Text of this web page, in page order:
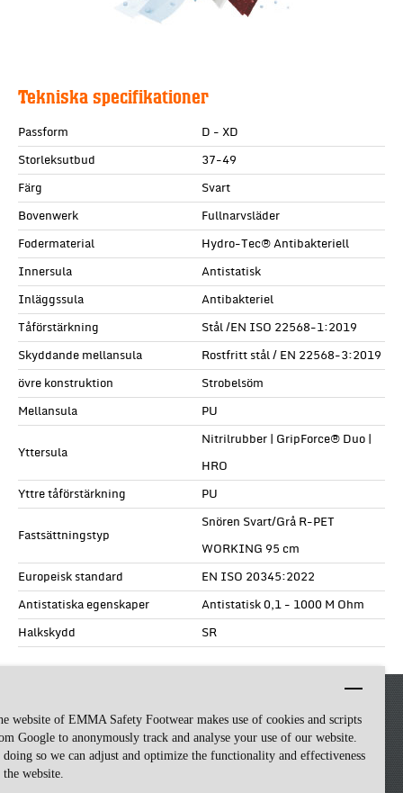
website of EMMA Safety Footwear makes use of cookies and scripts
Google to anonymously track and analyse your use of our website.
so we can adjust and optimize the functionality and effectiveness
website.
Tekniska specifikationer
Passform
D - XD
Storleksutbud
37-49
Färg
Svart
Bovenwerk
Fullnarvsläder
Fodermaterial
Hydro-Tec® Antibakteriell
Innersula
Antistatisk
Inläggssula
Antibakteriel
Tåförstärkning
Stål /EN ISO 22568-1:2019
Skyddande mellansula
Rostfritt stål / EN 22568-3:2019
övre konstruktion
Strobelsöm
Mellansula
PU
Yttersula
Nitrilrubber | GripForce® Duo |
HRO
Yttre tåförstärkning
PU
Fastsättningstyp
Snören Svart/Grå R-PET
WORKING 95 cm
Europeisk standard
EN ISO 20345:2022
Antistatiska egenskaper
Antistatisk 0,1 - 1000 M Ohm
Halkskydd
SR